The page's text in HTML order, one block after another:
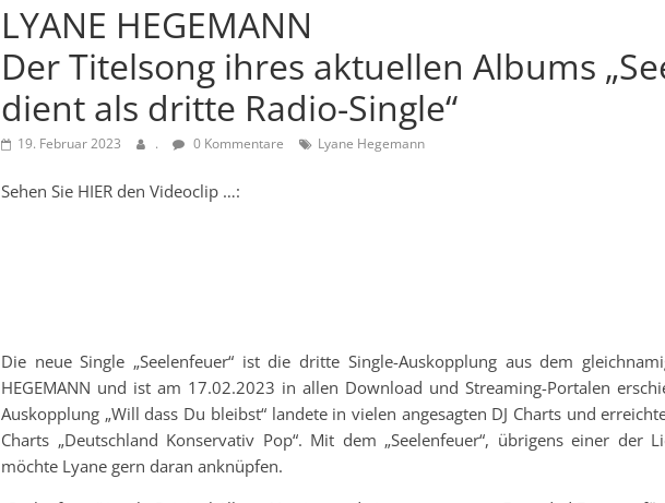
LYANE HEGEMANN
Der Titelsong ihres aktuellen Albums
dient als dritte Radio-Single“
19. Februar 2023 . 0 Kommentare Lyane Hegemann
Sehen Sie HIER den Videoclip …:
Die neue Single „Seelenfeuer“ ist die dritte Single-Auskopplung aus dem
HEGEMANN und ist am 17.02.2023 in allen Download und Streaming-Portalen
Auskopplung „Will dass Du bleibst“ landete in vielen angesagten DJ Charts und
Charts „Deutschland Konservativ Pop“. Mit dem „Seelenfeuer“, übrigens einer der
möchte Lyane gern daran anknüpfen.